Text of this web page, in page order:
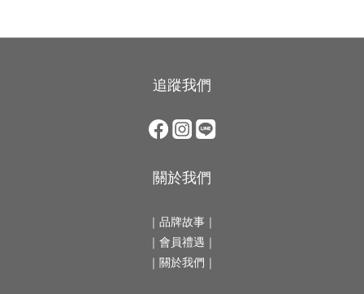
追蹤我們
關於我們
｜ 品牌故事 ｜
｜會員禮遇｜
｜ 關於我們 ｜